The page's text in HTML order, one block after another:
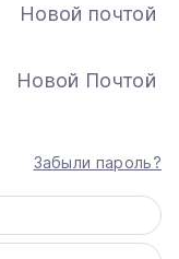
Новой почтой
Новой Почтой
дней: нового,
Забыли пароль?